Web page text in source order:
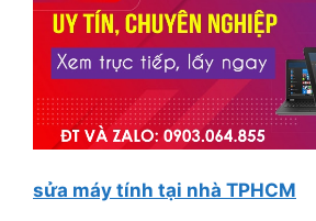
sửa máy tính tại nhà TPHCM